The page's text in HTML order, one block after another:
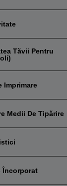
Tăvii Pentru
Imprimare
Prelucrare Medii De Tipărire
Încorporat